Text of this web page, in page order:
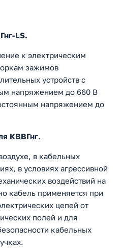
LS.
к электрическим
зажимов
устройств с
напряжением до 660 В
напряжением до
КВВГнг.
в кабельных
в условиях агрессивной
воздействий на
кабель применяется при
цепей от
полей и для
кабельных